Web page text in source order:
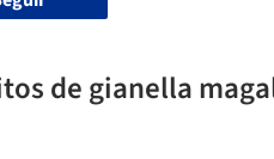
de gianella